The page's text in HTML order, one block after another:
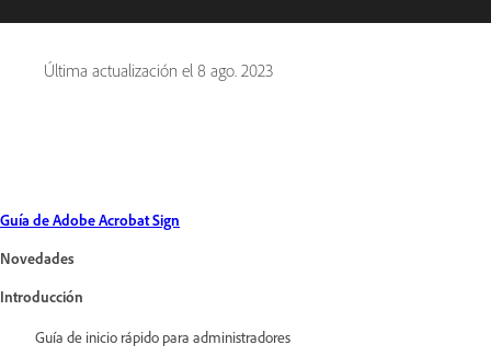
Última actualización el 8 ago. 2023
Guía de Adobe Acrobat Sign
Novedades
Introducción
Guía de inicio rápido para administradores